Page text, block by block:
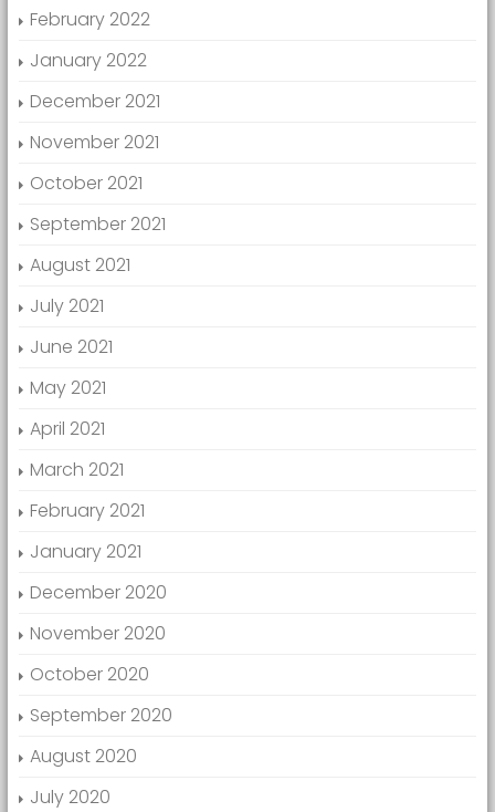
February 2022
January 2022
December 2021
November 2021
October 2021
September 2021
August 2021
July 2021
June 2021
May 2021
April 2021
March 2021
February 2021
January 2021
December 2020
November 2020
October 2020
September 2020
August 2020
July 2020